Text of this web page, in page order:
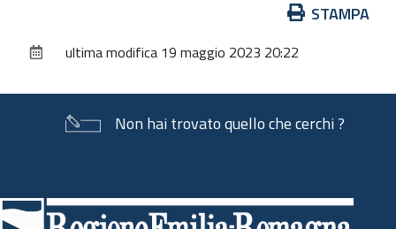
documento
STAMPA
ultima modifica 19 maggio 2023 20:22
Non hai trovato quello che cerchi ?
di